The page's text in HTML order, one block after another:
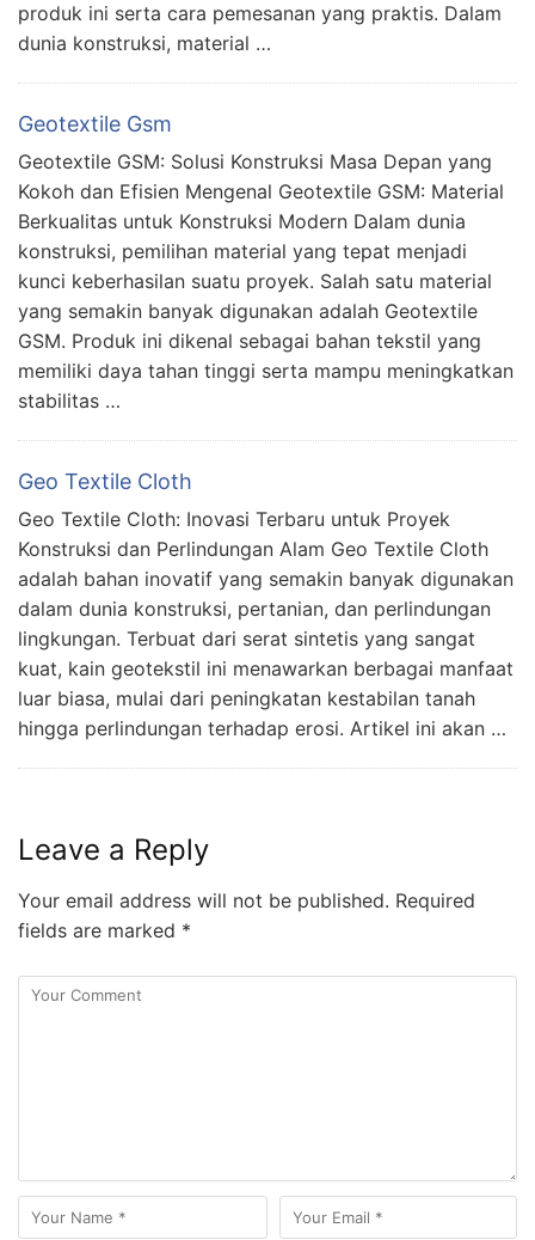
produk ini serta cara pemesanan yang praktis. Dalam
dunia konstruksi, material …
Geotextile Gsm
Geotextile GSM: Solusi Konstruksi Masa Depan yang
Kokoh dan Efisien Mengenal Geotextile GSM: Material
Berkualitas untuk Konstruksi Modern Dalam dunia
konstruksi, pemilihan material yang tepat menjadi
kunci keberhasilan suatu proyek. Salah satu material
yang semakin banyak digunakan adalah Geotextile
GSM. Produk ini dikenal sebagai bahan tekstil yang
memiliki daya tahan tinggi serta mampu meningkatkan
stabilitas …
Geo Textile Cloth
Geo Textile Cloth: Inovasi Terbaru untuk Proyek
Konstruksi dan Perlindungan Alam Geo Textile Cloth
adalah bahan inovatif yang semakin banyak digunakan
dalam dunia konstruksi, pertanian, dan perlindungan
lingkungan. Terbuat dari serat sintetis yang sangat
kuat, kain geotekstil ini menawarkan berbagai manfaat
luar biasa, mulai dari peningkatan kestabilan tanah
hingga perlindungan terhadap erosi. Artikel ini akan …
Leave a Reply
Your email address will not be published. Required
fields are marked *